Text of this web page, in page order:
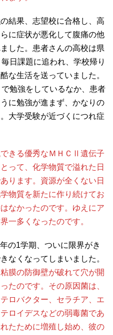
結果、志望校に合格し、高
に症状が悪化して腹痛の他
した。患者さんの高校は県
日課題に追われ、学校帰り
な生活を送っていました。
勉強をしているなか、患者
に勉強が進まず、かなりの
大学受験が近づくにつれ症
きる優秀なＭＨＣⅡ遺伝子
って、化学物質で溢れた日
ります。資源が全くない日
物質を新たに作り続けてお
なかったのです。ゆえにア
一多くなったのです。
の1学期、ついに限界がき
なくなってしまいました。
膜の防御壁が破れて穴が開
たのです。その原因菌は、
ロバクター、セラチア、エ
ロイデスなどの弱毒菌であ
たために増殖し始め、彼の